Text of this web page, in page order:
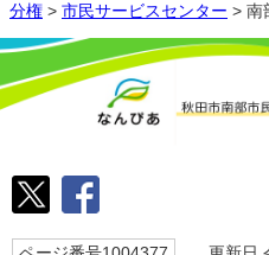
分権 > 市民サービスセンター > 南